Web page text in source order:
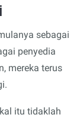
sebagai
penyedia
mereka terus
itu tidaklah